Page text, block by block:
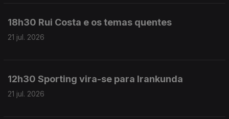
18h30 Rui Costa e os temas quentes
21 jul. 2026
12h30 Sporting vira-se para Irankunda
21 jul. 2026